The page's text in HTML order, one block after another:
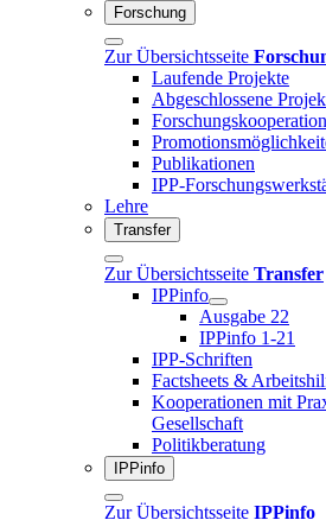
Forschung
Zur Übersichtsseite
Laufende Projekte
Abgeschlossene
Publikationen
IPP-
Lehre
Transfer
Zur Übersichtsseite Transfer
IPPinfo
Ausgabe 22
IPPinfo 1-21
IPP-Schriften
Factsheets &
Kooperationen mit
Gesellschaft
Politikberatung
IPPinfo
Zur Übersichtsseite IPPinfo